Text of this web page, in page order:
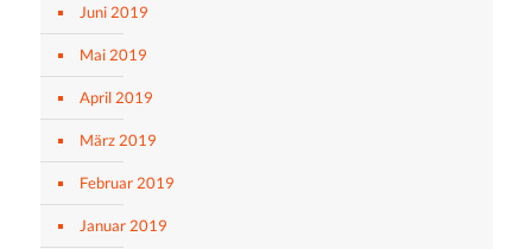
Juni 2019
Mai 2019
April 2019
März 2019
Februar 2019
Januar 2019